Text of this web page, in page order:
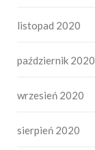
listopad 2020
październik 2020
wrzesień 2020
sierpień 2020